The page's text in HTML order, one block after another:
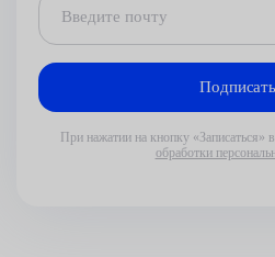
При нажатии на кнопку «Записаться»
обработки